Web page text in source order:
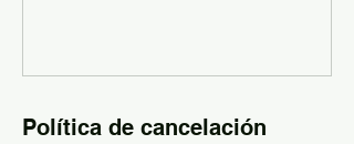
Política de cancelación